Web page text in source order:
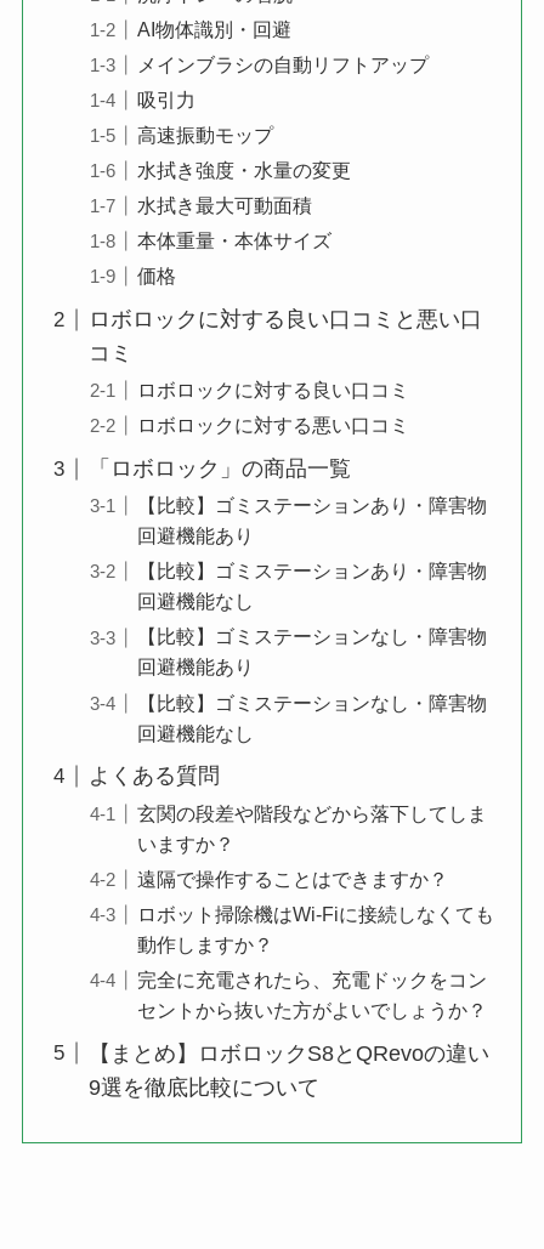
AI物体識別・回避
メインブラシの自動リフトアップ
吸引力
高速振動モップ
水拭き強度・水量の変更
水拭き最大可動面積
本体重量・本体サイズ
価格
ロボロックに対する良い口コミと悪い口
コミ
ロボロックに対する良い口コミ
ロボロックに対する悪い口コミ
「ロボロック」の商品一覧
【比較】ゴミステーションあり・障害物
回避機能あり
【比較】ゴミステーションあり・障害物
回避機能なし
【比較】ゴミステーションなし・障害物
回避機能あり
【比較】ゴミステーションなし・障害物
回避機能なし
よくある質問
玄関の段差や階段などから落下してしま
いますか？
遠隔で操作することはできますか？
ロボット掃除機はWi-Fiに接続しなくても
動作しますか？
完全に充電されたら、充電ドックをコン
セントから抜いた方がよいでしょうか？
【まとめ】ロボロックS8とQRevoの違い
9選を徹底比較について